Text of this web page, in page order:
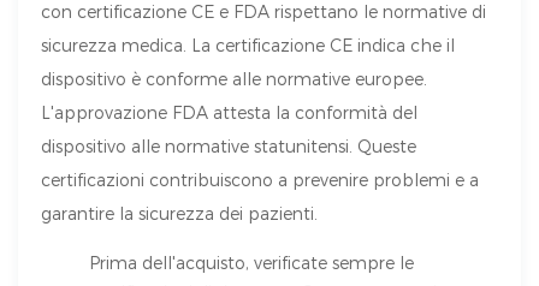
con certificazione CE e FDA rispettano le normative di
sicurezza medica. La certificazione CE indica che il
dispositivo è conforme alle normative europee.
L'approvazione FDA attesta la conformità del
dispositivo alle normative statunitensi. Queste
certificazioni contribuiscono a prevenire problemi e a
garantire la sicurezza dei pazienti.
Prima dell'acquisto, verificate sempre le